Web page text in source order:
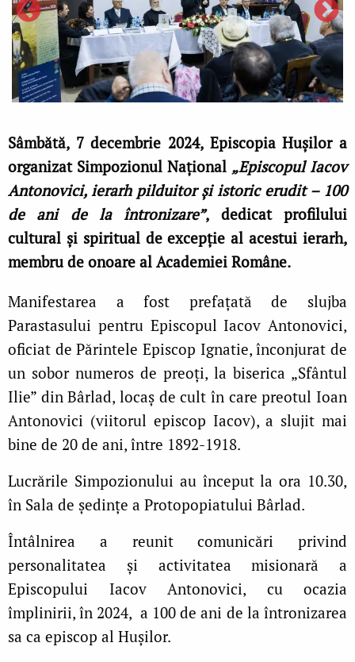
Sâmbătă, 7 decembrie 2024, Episcopia Hușilor a
organizat Simpozionul Național „Episcopul Iacov
Antonovici, ierarh pilduitor și istoric erudit – 100
de ani de la întronizare”, dedicat profilului
cultural și spiritual de excepție al acestui ierarh,
membru de onoare al Academiei Române.
Manifestarea a fost prefațată de slujba
Parastasului pentru Episcopul Iacov Antonovici,
oficiat de Părintele Episcop Ignatie, înconjurat de
un sobor numeros de preoți, la biserica „Sfântul
Ilie” din Bârlad, locaș de cult în care preotul Ioan
Antonovici (viitorul episcop Iacov), a slujit mai
bine de 20 de ani, între 1892-1918.
Lucrările Simpozionului au început la ora 10.30,
în Sala de ședințe a Protopopiatului Bârlad.
Întâlnirea a reunit comunicări privind
personalitatea și activitatea misionară a
Episcopului Iacov Antonovici, cu ocazia
împlinirii, în 2024, a 100 de ani de la întronizarea
sa ca episcop al Hușilor.